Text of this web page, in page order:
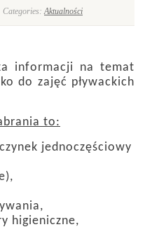
Categories:Aktualności
informacji na temat
do zajęć pływackich
to:
jednoczęściowy
higieniczne,